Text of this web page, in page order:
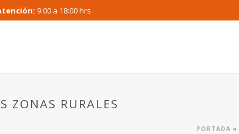
9:00 a 18:00 hrs
ZONAS RURALES
PORTADA »